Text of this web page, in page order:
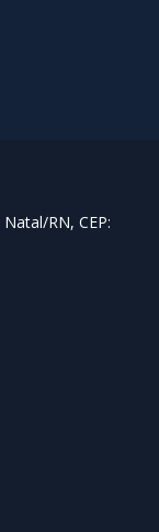
RN, CEP: